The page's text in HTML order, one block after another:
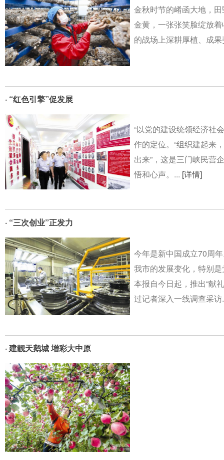
金秋时节的崤函大地，
金黄，一张张笑脸绽放
的战场上深耕厚植、成
· “红色引擎”促发展
“以党的建设统领经济社
作的定位。“组织建起来
出来”，这是三门峡民营
悟和心声。... [详情]
· “三次创业”正发力
今年是新中国成立70周
我市的发展变化，特别
本报自今日起，推出“献
过记者深入一线调查采
· 建靓天鹅城 增彩大中原